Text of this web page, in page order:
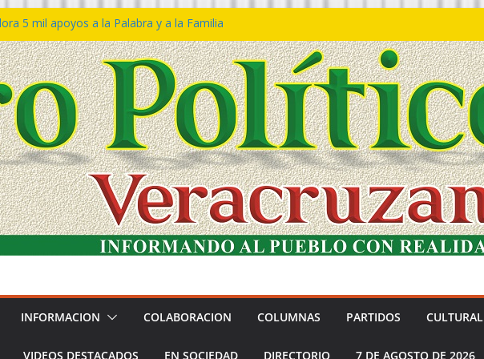
5 mil apoyos a la Palabra y a la Familia
Declaraciones de Procedencia en contra
𝙂𝙤𝙗𝙞𝙚𝙧𝙣𝙤 𝙙𝙚𝙡 𝙀𝙨𝙩𝙖𝙙𝙤 𝙖 𝙙𝙞𝙨𝙛𝙧𝙪𝙩𝙖𝙧
𝙙𝙚𝙡 𝙈𝙖𝙧 𝙚𝙣 𝘾𝙤𝙖𝙩𝙯𝙖𝙘𝙤𝙖𝙡𝙘𝙤𝙨
de policías con vocación de servicio y
SSP
rechaza acusaciones y asegura que
solicitud de desafuero
INFORMACION COLABORACION COLUMNAS PARTIDOS CULTURAL
VIDEOS DESTACADOS EN SOCIEDAD DIRECTORIO 7 DE AGOSTO DE 2026